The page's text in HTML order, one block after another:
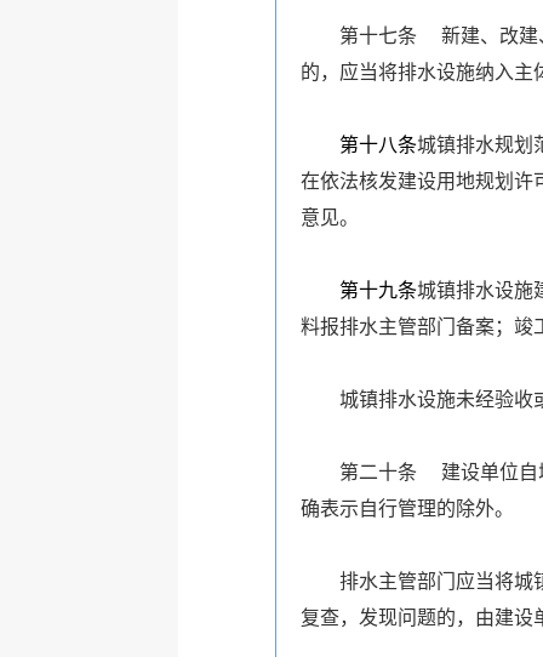
第十七条 新建、改建
的，应当将排水设施纳入主
第十八条城镇排水规划
在依法核发建设用地规划许
意见。
第十九条城镇排水设施
料报排水主管部门备案；竣
城镇排水设施未经验收
第二十条 建设单位自
确表示自行管理的除外。
排水主管部门应当将城
复查，发现问题的，由建设